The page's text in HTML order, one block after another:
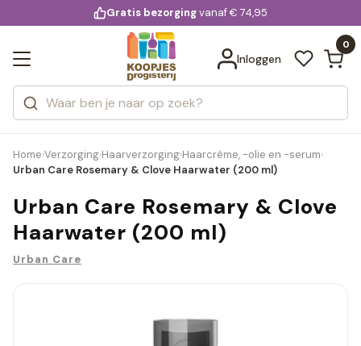
voor 20:00 uur besteld
Gratis bezorgingvanaf € 74,95
Inloggen
0
Zoeken
Categorieën
Merken
Bekijk alle resultaten
Home›Verzorging›Haarverzorging›Haarcrème, -olie en -serum›
Urban Care Rosemary & Clove Haarwater (200 ml)
Urban Care Rosemary & Clove
Haarwater (200 ml)
Urban Care